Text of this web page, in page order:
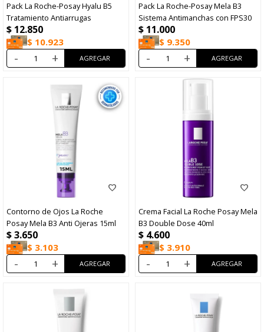
Pack La Roche-Posay Hyalu B5
Tratamiento Antiarrugas
$ 12.850
$ 10.923
- +
Pack La Roche-Posay Mela B3
Sistema Antimanchas con FPS30
$ 11.000
$ 9.350
- +
Contorno de Ojos La Roche
Posay Mela B3 Anti Ojeras 15ml
$3.650
$ 3.103
- +
Crema Facial La Roche Posay Mela
B3 Double Dose 40ml
$ 4.600
$ 3.910
- +